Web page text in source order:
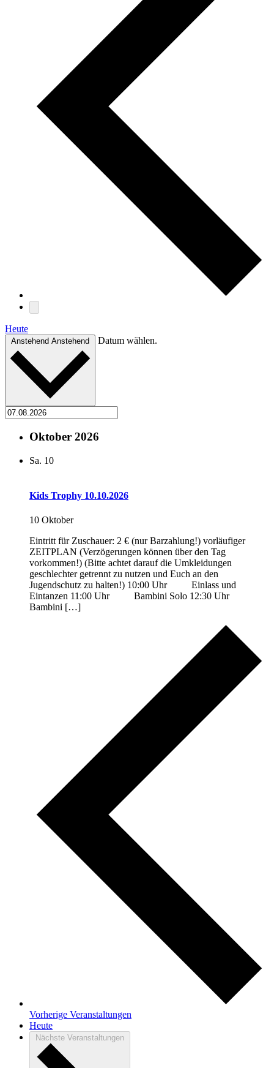
Heute
Anstehend Anstehend Datum wählen.
Oktober 2026
Sa. 10
Kids Trophy 10.10.2026
10 Oktober
Eintritt für Zuschauer: 2 € (nur Barzahlung!) vorläufiger
ZEITPLAN (Verzögerungen können über den Tag
vorkommen!) (Bitte achtet darauf die Umkleidungen
geschlechter getrennt zu nutzen und Euch an den
Jugendschutz zu halten!) 10:00 Uhr Einlass und
Eintanzen 11:00 Uhr Bambini Solo 12:30 Uhr
Bambini […]
Vorherige Veranstaltungen
Heute
Nächste Veranstaltungen